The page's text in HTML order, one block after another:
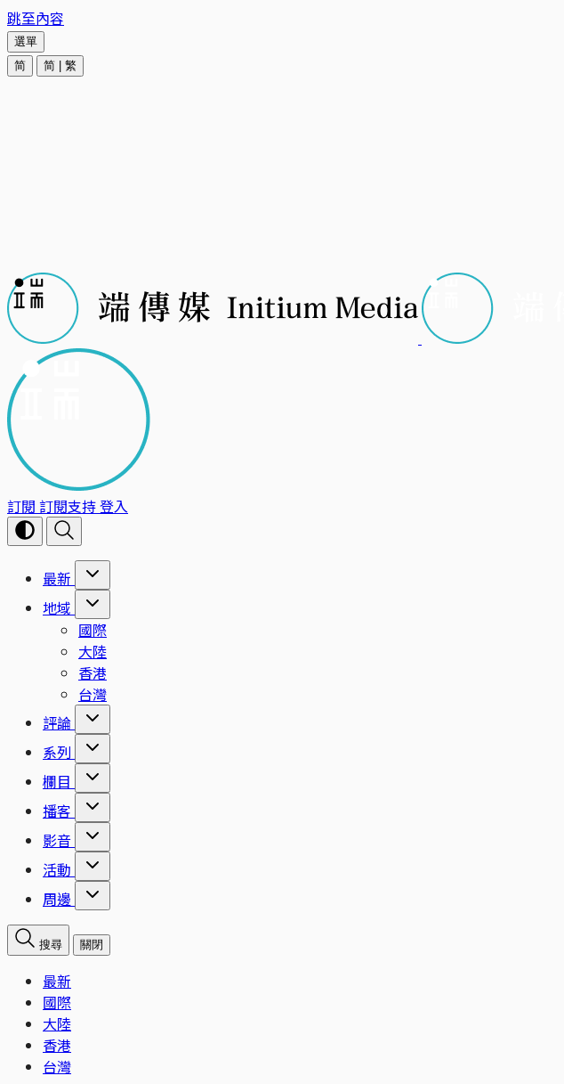
跳至內容
選單
简
简 繁
訂閱 訂閱支持登入
最新
地域
國際
大陸
香港
台灣
評論
系列
欄目
播客
影音
活動
周邊
搜尋 關閉
最新
國際
大陸
香港
台灣